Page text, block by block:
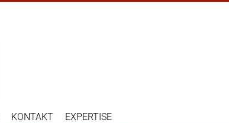
KONTAKT EXPERTISE